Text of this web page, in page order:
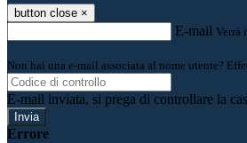
button close ×
E-mail Verrà
Non hai una e-mail associata al nome utente?
E-mail inviata, si prega di controllare la
Errore